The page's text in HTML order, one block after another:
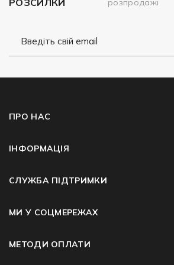
розпродажі
ПРО НАС
ІНФОРМАЦІЯ
СЛУЖБА ПІДТРИМКИ
МИ У СОЦМЕРЕЖАХ
МЕТОДИ ОПЛАТИ